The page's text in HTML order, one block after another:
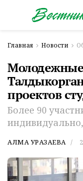
Главная Новости
проектов
Более 90
АЛМА УРАЗАЕВА